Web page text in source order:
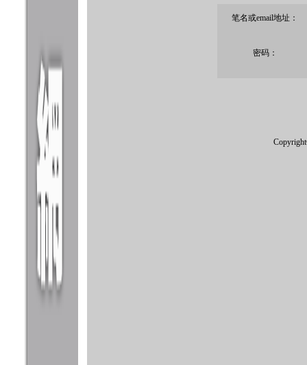
笔名或email地址：
密码：